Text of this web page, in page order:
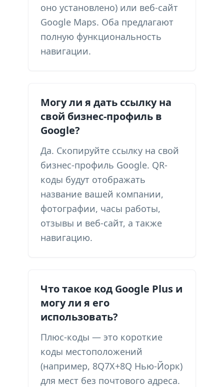
оно установлено) или веб-сайт
Google Maps. Оба предлагают
полную функциональность
навигации.
Могу ли я дать ссылку на
свой бизнес-профиль в
Google?
Да. Скопируйте ссылку на свой
бизнес-профиль Google. QR-
коды будут отображать
название вашей компании,
фотографии, часы работы,
отзывы и веб-сайт, а также
навигацию.
Что такое код Google Plus и
могу ли я его
использовать?
Плюс-коды — это короткие
коды местоположений
(например, 8Q7X+8Q Нью-Йорк)
для мест без почтового адреса.